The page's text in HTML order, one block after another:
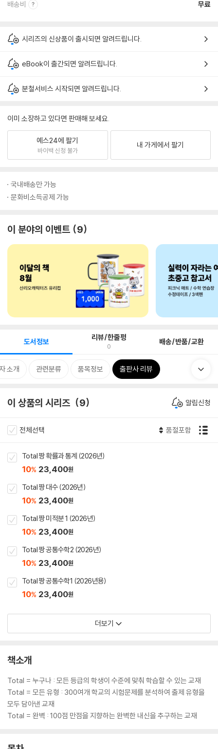
배송비 무료
시리즈의 신상품이 출시되면 알려드립니다.
eBook이 출간되면 알려드립니다.
분철서비스 시작되면 알려드립니다.
이미 소장하고 있다면 판매해 보세요.
예스24에 팔기
바이백 신청 불가
내 가게에서 팔기
국내배송만 가능
문화비소득공제 가능
이 분야의 이벤트 9
도서정보 리뷰/한줄평
0 배송/반품/교환
소개 관련분류 품목정보 출판사 리뷰
이 상품의 시리즈 9 알림신청
전체선택 품절포함
Total 짱 확률과 통계 (2026년)
10% 23,400원
Total 짱 대수 (2026년)
10% 23,400원
Total 짱 미적분 1 (2026년)
10% 23,400원
Total 짱 공통수학2 (2026년)
10% 23,400원
Total 짱 공통수학1 (2026년용)
10% 23,400원
더보기
책소개
Total = 누구나 : 모든 등급의 학생이 수준에 맞춰 학습할 수 있는 교재
Total = 모든 유형 : 300여개 학교의 시험문제를 분석하여 출제 유형을
모두 담아낸 교재
Total = 완벽 : 100점 만점을 지향하는 완벽한 내신을 추구하는 교재